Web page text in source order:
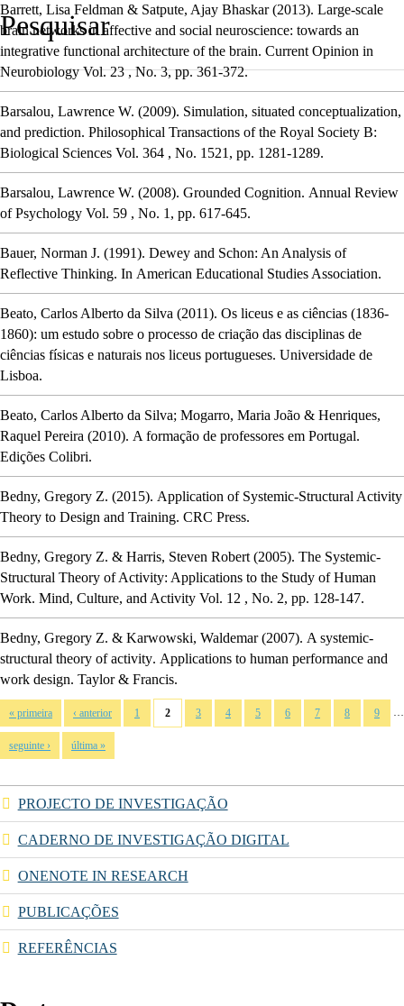
Barrett, Lisa Feldman & Satpute, Ajay Bhaskar (2013). Large-scale
brain networks in affective and social neuroscience: towards an
integrative functional architecture of the brain. Current Opinion in
Neurobiology Vol. 23 , No. 3,pp. 361-372.
Barsalou, Lawrence W. (2009). Simulation, situated conceptualization,
and prediction. Philosophical Transactions of the Royal Society B:
Biological Sciences Vol. 364 , No. 1521, pp. 1281-1289.
Barsalou, Lawrence W. (2008). Grounded Cognition. Annual Review
of Psychology Vol. 59 , No. 1, pp. 617-645.
Bauer, Norman J. (1991). Dewey and Schon: An Analysis of
Reflective Thinking. In American Educational Studies Association.
Beato, Carlos Alberto da Silva (2011). Os liceus e as ciências (1836-
1860): um estudo sobre o processo de criação das disciplinas de
ciências físicas e naturais nos liceus portugueses. Universidade de
Lisboa.
Beato, Carlos Alberto da Silva; Mogarro, Maria João & Henriques,
Raquel Pereira (2010). A formação de professores em Portugal.
Edições Colibri.
Bedny, Gregory Z. (2015). Application of Systemic-Structural Activity
Theory to Design and Training. CRC Press.
Bedny, Gregory Z. & Harris, Steven Robert (2005). The Systemic-
Structural Theory of Activity: Applications to the Study of Human
Work. Mind, Culture, and Activity Vol. 12 , No. 2, pp. 128-147.
Bedny, Gregory Z. & Karwowski, Waldemar (2007). A systemic-
structural theory of activity. Applications to human performance and
work design. Taylor & Francis.
Páginas
« primeira ‹ anterior 1 2 3 4 5 6 7 8 9 …
seguinte › última »
PROJECTO DE INVESTIGAÇÃO
CADERNO DE INVESTIGAÇÃO DIGITAL
ONENOTE IN RESEARCH
PUBLICAÇÕES
REFERÊNCIAS